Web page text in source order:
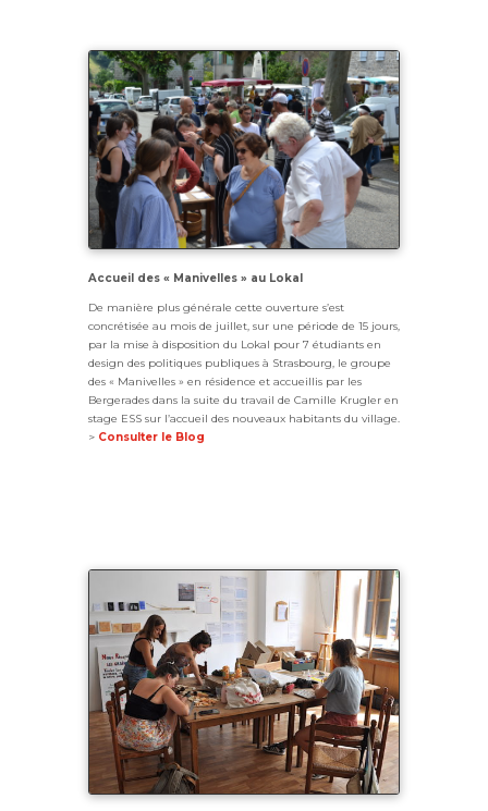
Accueil des « Manivelles » au Lokal
De manière plus générale cette ouverture s’est
concrétisée au mois de juillet, sur une période de 15 jours,
par la mise à disposition du Lokal pour 7 étudiants en
design des politiques publiques à Strasbourg, le groupe
des « Manivelles » en résidence et accueillis par les
Bergerades dans la suite du travail de Camille Krugler en
stage ESS sur l’accueil des nouveaux habitants du village.
> Consulter le Blog